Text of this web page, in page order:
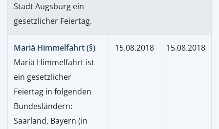
Stadt Augsburg ein
gesetzlicher Feiertag.
Mariä Himmelfahrt (§)
Mariä Himmelfahrt ist
ein gesetzlicher
Feiertag in folgenden
Bundesländern:
Saarland, Bayern (in
15.08.2018 15.08.2018